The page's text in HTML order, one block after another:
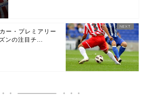
ー・プレミアリー
ンの注目チ...